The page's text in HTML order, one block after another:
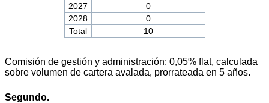
2027
0
2028
0
Total
10
Comisión de gestión y administración: 0,05% flat, calculada
sobre volumen de cartera avalada, prorrateada en 5 años.
Segundo.